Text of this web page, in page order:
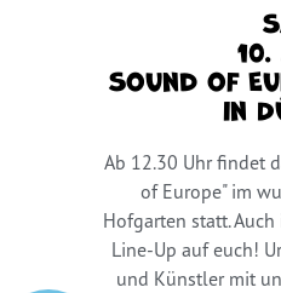
Sound of
in
Ab 12.30 Uhr findet
of Europe" im
Hofgarten statt.
Line-Up auf euch!
und Künstler mit